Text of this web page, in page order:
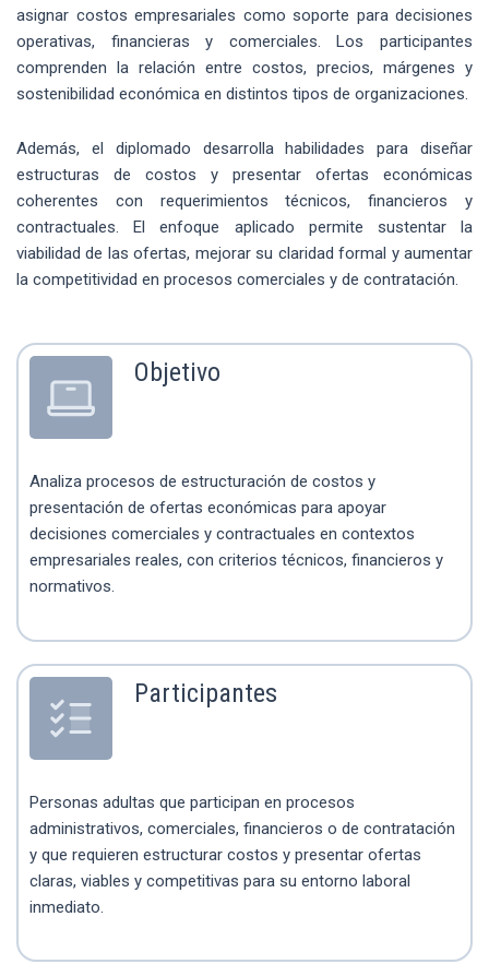
asignar costos empresariales como soporte para decisiones
operativas, financieras y comerciales. Los participantes
comprenden la relación entre costos, precios, márgenes y
sostenibilidad económica en distintos tipos de organizaciones.
Además, el diplomado desarrolla habilidades para diseñar
estructuras de costos y presentar ofertas económicas
coherentes con requerimientos técnicos, financieros y
contractuales. El enfoque aplicado permite sustentar la
viabilidad de las ofertas, mejorar su claridad formal y aumentar
la competitividad en procesos comerciales y de contratación.
Objetivo
Analiza procesos de estructuración de costos y
presentación de ofertas económicas para apoyar
decisiones comerciales y contractuales en contextos
empresariales reales, con criterios técnicos, financieros y
normativos.
Participantes
Personas adultas que participan en procesos
administrativos, comerciales, financieros o de contratación
y que requieren estructurar costos y presentar ofertas
claras, viables y competitivas para su entorno laboral
inmediato.